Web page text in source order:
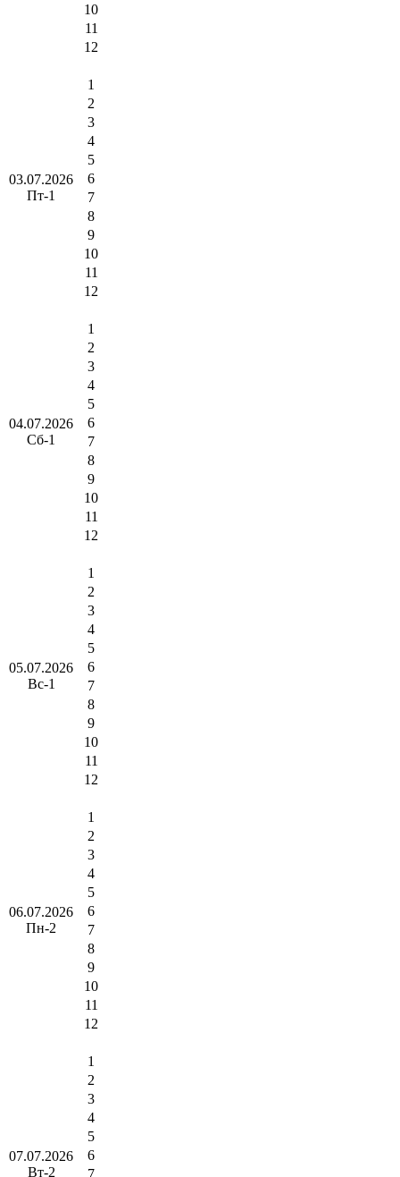
10
11
12
03.07.2026
Пт-1
1
2
3
4
5
6
7
8
9
10
11
12
04.07.2026
Сб-1
1
2
3
4
5
6
7
8
9
10
11
12
05.07.2026
Вс-1
1
2
3
4
5
6
7
8
9
10
11
12
06.07.2026
Пн-2
1
2
3
4
5
6
7
8
9
10
11
12
07.07.2026
Вт-2
1
2
3
4
5
6
7